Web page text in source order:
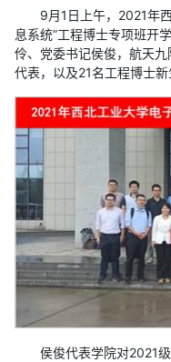
9月1日上午，2021年
息系统”工程博士专项班开
伶、党委书记侯俊，航天
代表，以及21名工程博士
侯俊代表学院对2021